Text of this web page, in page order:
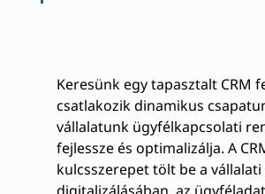
Keresünk egy tapasztalt CRM
csatlakozik dinamikus
vállalatunk ügyfélkapcsolati
fejlessze és optimalizálja. A
kulcsszerepet tölt be a